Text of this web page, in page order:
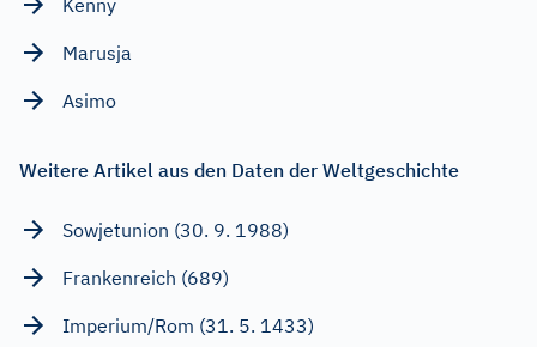
Marusja
Asimo
Weitere Artikel aus den Daten der Weltgeschichte
Sowjetunion (30. 9. 1988)
Frankenreich (689)
Imperium/Rom (31. 5. 1433)